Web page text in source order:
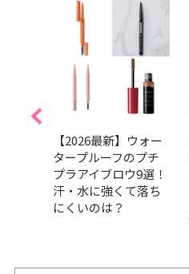
【2026最新】ウォー
タープルーフのプチ
プラアイブロウ9選！
汗・水に強くて落ち
にくいのは？